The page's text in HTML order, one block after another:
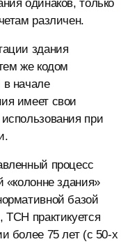
одинаков, только
различен.
здания
же кодом
в начале
имеет свои
при
процесс
«колонне здания»
базой
практикуется
более 75 лет (с 50-х